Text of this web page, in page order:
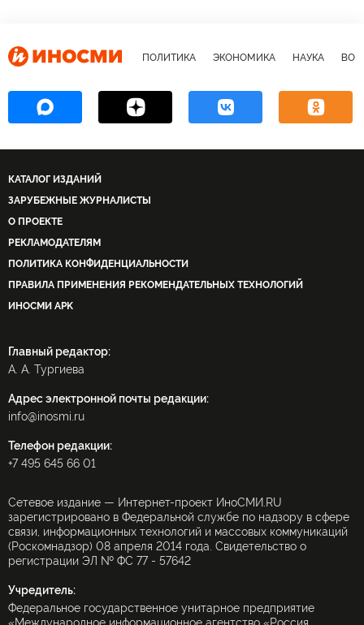
футбол прогноз ЧМ 2018: нужен гол!
ПОЛИТИКА ЭКОНОМИКА НАУКА
КАТАЛОГ ИЗДАНИЙ
ЗАРУБЕЖНЫЕ ЖУРНАЛИСТЫ
О ПРОЕКТЕ
РЕКЛАМОДАТЕЛЯМ
ПОЛИТИКА КОНФИДЕНЦИАЛЬНОСТИ
ПРАВИЛА ПРИМЕНЕНИЯ РЕКОМЕНДАТЕЛЬНЫХ ТЕХНОЛОГИЙ
ИНОСМИ APK
Главный редактор:
А. А. Тургиева
Адрес электронной почты редакции:
info@inosmi.ru
Телефон редакции:
+7 495 645 66 01
Сетевое издание — Интернет-проект ИноСМИ.RU
зарегистрировано в Федеральной службе по надзору в сфере
связи, информационных технологий и массовых коммуникаций
(Роскомнадзор) 08 апреля 2014 года. Свидетельство о
регистрации ЭЛ № ФС 77 - 57642
Учредитель:
Федеральное государственное унитарное предприятие